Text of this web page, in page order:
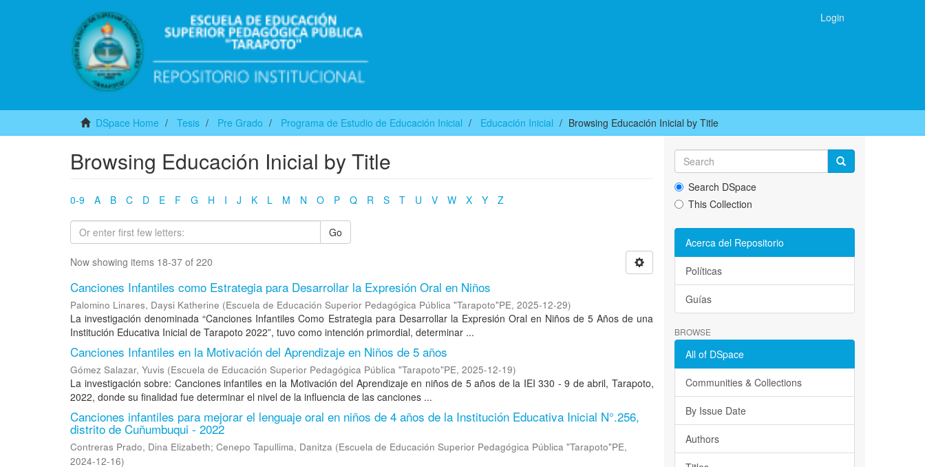
Login
DSpace Home Tesis Pre Grado Programa de Estudio de Educación Inicial Educación Inicial Browsing Educación Inicial by Title
Browsing Educación Inicial by Title
0-9 A B C D E F G H I J K L M N O P Q R S T U V W X Y Z
Go
Now showing items 18-37 of 220
Canciones Infantiles como Estrategia para Desarrollar la Expresión Oral en Niños
Palomino Linares, Daysi Katherine (Escuela de Educación Superior Pedagógica Pública "Tarapoto"PE, 2025-12-29)
La investigación denominada “Canciones Infantiles Como Estrategia para Desarrollar la Expresión Oral en Niños de 5 Años de una
Institución Educativa Inicial de Tarapoto 2022”, tuvo como intención primordial, determinar ...
Canciones Infantiles en la Motivación del Aprendizaje en Niños de 5 años
Gómez Salazar, Yuvis (Escuela de Educación Superior Pedagógica Pública "Tarapoto"PE, 2025-12-19)
La investigación sobre: Canciones infantiles en la Motivación del Aprendizaje en niños de 5 años de la IEI 330 - 9 de abril, Tarapoto,
2022, donde su finalidad fue determinar el nivel de la influencia de las canciones ...
Canciones infantiles para mejorar el lenguaje oral en niños de 4 años de la Institución Educativa Inicial N°.256,
distrito de Cuñumbuqui - 2022
Contreras Prado, Dina Elizabeth; Cenepo Tapullima, Danitza (Escuela de Educación Superior Pedagógica Pública "Tarapoto"PE,
2024-12-16)
Search DSpace
This Collection
Acerca del Repositorio
Políticas
Guías
BROWSE
All of DSpace
Communities & Collections
By Issue Date
Authors